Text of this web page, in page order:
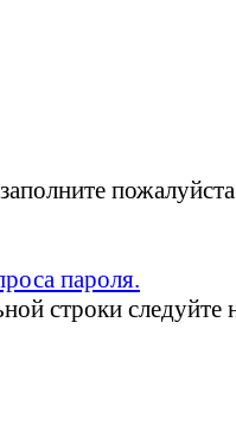
пожалуйста
пароля.
строки следуйте